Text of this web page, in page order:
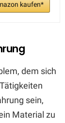
kaufen*
dem sich
sein,
Material zu